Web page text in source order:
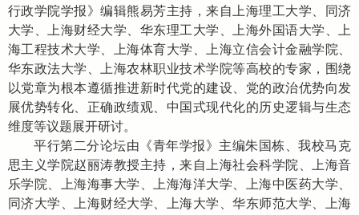
行政学院学报》编辑熊易芳主持，来自上海理工大学、同济
大学、上海财经大学、华东理工大学、上海外国语大学、上
海工程技术大学、上海体育大学、上海立信会计金融学院、
华东政法大学、上海农林职业技术学院等高校的专家，围绕
以党章为根本遵循推进新时代党的建设、党的政治优势向发
展优势转化、正确政绩观、中国式现代化的历史逻辑与生态
维度等议题展开研讨。
平行第二分论坛由《青年学报》主编朱国栋、我校马克
思主义学院赵丽涛教授主持，来自上海社会科学院、上海音
乐学院、上海海事大学、上海海洋大学、上海中医药大学、
同济大学、上海财经大学、上海大学、华东师范大学、上海